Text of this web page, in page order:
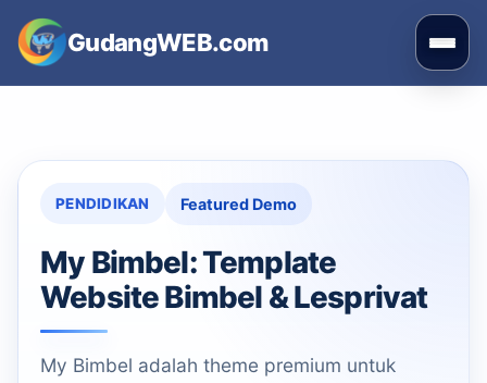
GudangWEB.com
PENDIDIKAN Featured Demo
My Bimbel: Template
Website Bimbel & Lesprivat
My Bimbel adalah theme premium untuk